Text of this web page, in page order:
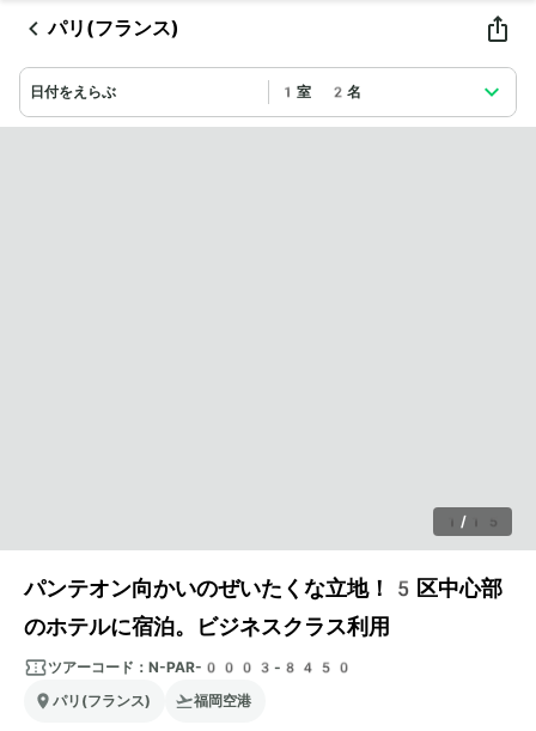
パリ(フランス)
日付をえらぶ 1室 2名
1 / 15
パンテオン向かいのぜいたくな立地！5区中心部
のホテルに宿泊。ビジネスクラス利用
ツアーコード： N-PAR-0003-8450
パリ(フランス)
福岡空港